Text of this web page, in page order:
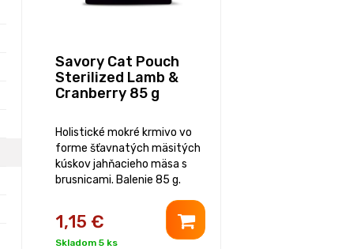
Savory Cat Pouch
Sterilized Lamb &
Cranberry 85 g
Holistické mokré krmivo vo
forme šťavnatých mäsitých
kúskov jahňacieho mäsa s
brusnicami. Balenie 85 g.
1,15 €
Skladom 5 ks